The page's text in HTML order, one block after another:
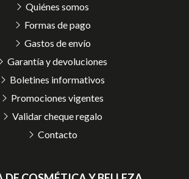
Quiénes somos
Formas de pago
Gastos de envío
Garantía y devoluciones
Boletines informativos
Promociones vigentes
Validar cheque regalo
Contacto